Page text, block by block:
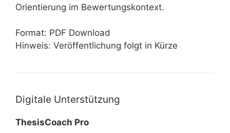
Orientierung im Bewertungskontext.
Format: PDF Download
Hinweis: Veröffentlichung folgt in Kürze
Digitale Unterstützung
ThesisCoach Pro